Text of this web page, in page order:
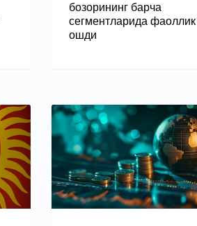
бозорининг барча
сегментларида фаоллик
ошди